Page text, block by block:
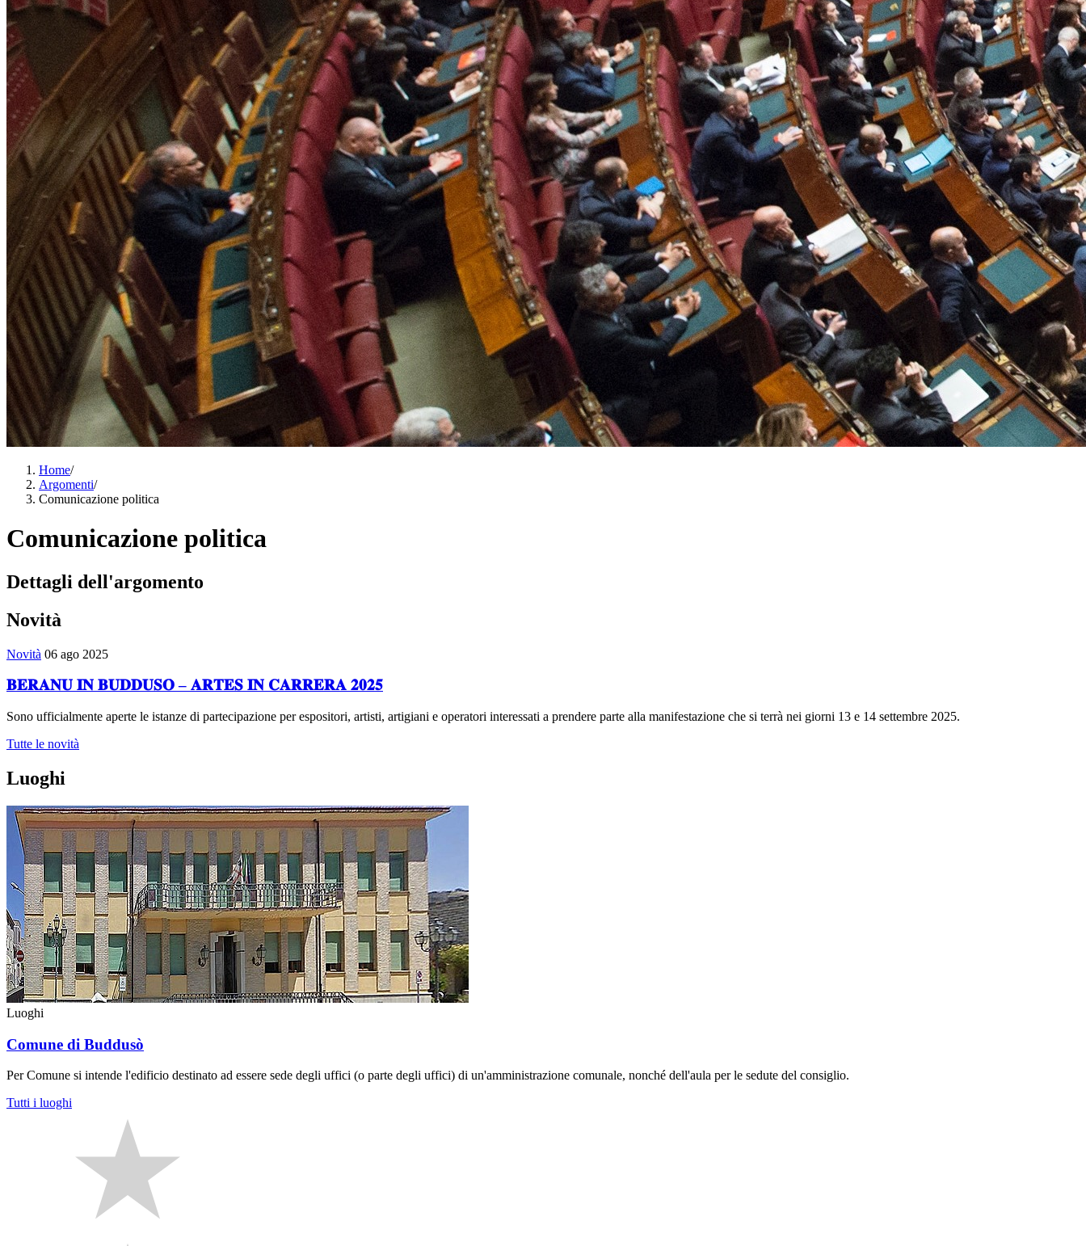
Home/
Argomenti/
Comunicazione politica
Comunicazione politica
Dettagli dell'argomento
Novità
Novità 06 ago 2025
𝐁𝐄𝐑𝐀𝐍𝐔 𝐈𝐍 𝐁𝐔𝐃𝐃𝐔𝐒𝐎̀ – 𝐀𝐑𝐓𝐄𝐒 𝐈𝐍 𝐂𝐀𝐑𝐑𝐄𝐑𝐀 𝟐𝟎𝟐𝟓
Sono ufficialmente aperte le istanze di partecipazione per espositori, artisti, artigiani e operatori interessati a prendere parte alla manifestazione che si terrà nei giorni 13 e 14 settembre 2025.
Tutte le novità
Luoghi
Luoghi
Comune di Buddusò
Per Comune si intende l'edificio destinato ad essere sede degli uffici (o parte degli uffici) di un'amministrazione comunale, nonché dell'aula per le sedute del consiglio.
Tutti i luoghi